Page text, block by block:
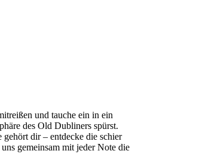
und tauche ein in ein
des Old Dubliners spürst.
dir – entdecke die schier
gemeinsam mit jeder Note die